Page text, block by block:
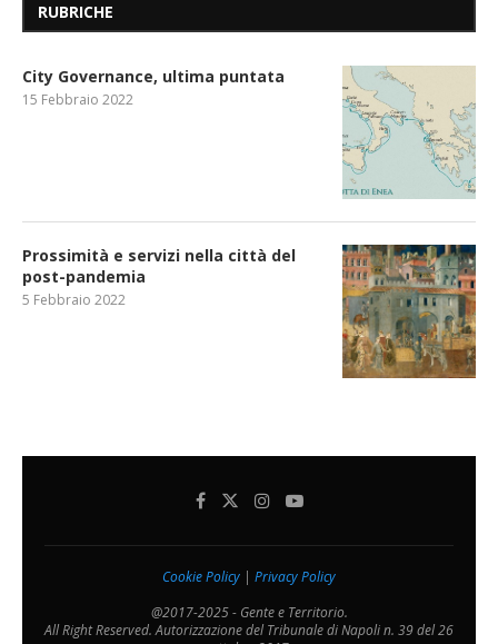
RUBRICHE
City Governance, ultima puntata
15 Febbraio 2022
Prossimità e servizi nella città del
post-pandemia
5 Febbraio 2022
Cookie Policy | Privacy Policy
@2017-2025 - Gente e Territorio.
All Right Reserved. Autorizzazione del Tribunale di Napoli n. 39 del 26